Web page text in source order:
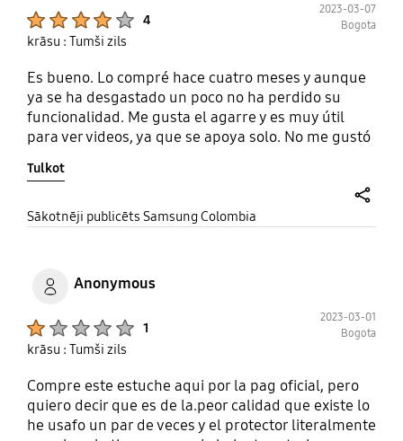
4
2023-03-07
Bogota
krāsu : Tumši zils
Es bueno. Lo compré hace cuatro meses y aunque
ya se ha desgastado un poco no ha perdido su
funcionalidad. Me gusta el agarre y es muy útil
para ver videos, ya que se apoya solo. No me gustó
frágiles. Se me ha caído tres veces y en una de esas
veces la parte central de esos soportes se perdió,
quedó con el hueco porque las partes
Tulkot
Sākotnēji publicēts Samsung Colombia
Anonymous
1
2023-03-01
Bogota
krāsu : Tumši zils
Compre este estuche aqui por la pag oficial, pero
quiero decir que es de la.peor calidad que existe lo
he usafo un par de veces y el protector literalmente